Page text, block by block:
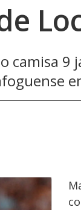
camisa 9